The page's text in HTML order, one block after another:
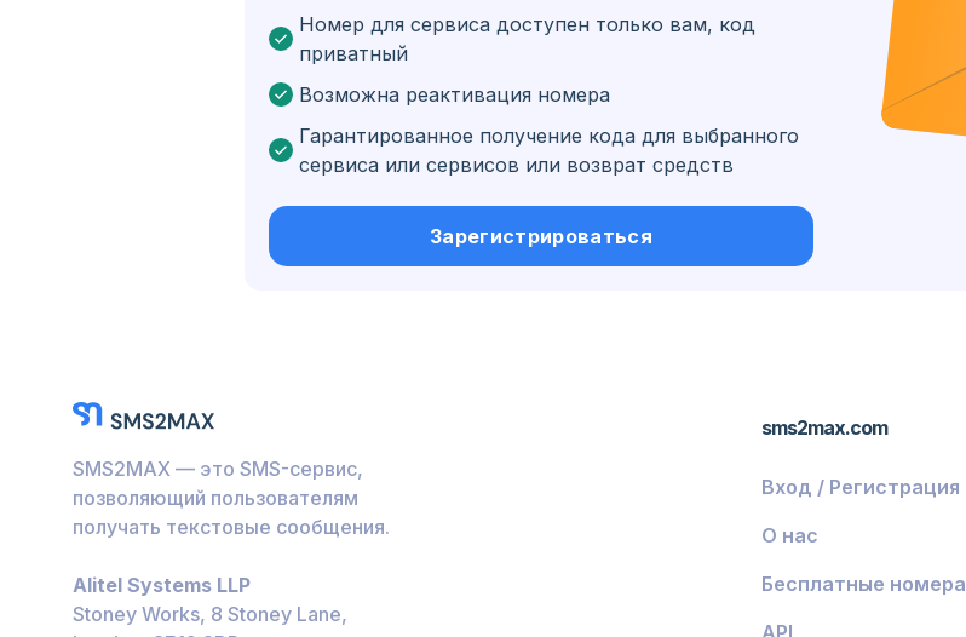
Ангола
Кипр
Бельгия
Болгария
Венгрия
Эквадор
Куба
Номер для сервиса доступен только вам, код
приватный
Возможна реактивация номера
Гарантированное получение кода для выбранного
сервиса или сервисов или возврат средств
Зарегистрироваться
SMS2MAX — это SMS-сервис,
позволяющий пользователям
получать текстовые сообщения.
Alitel Systems LLP
Stoney Works, 8 Stoney Lane,
sms2max.com
Вход / Регистрация
О нас
Бесплатные номера